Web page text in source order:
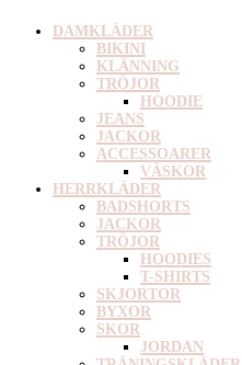
DAMKLÄDER
BIKINI
KLÄNNING
TRÖJOR
HOODIE
JEANS
JACKOR
ACCESSOARER
VÄSKOR
HERRKLÄDER
BADSHORTS
JACKOR
TRÖJOR
HOODIES
T-SHIRTS
SKJORTOR
BYXOR
SKOR
JORDAN